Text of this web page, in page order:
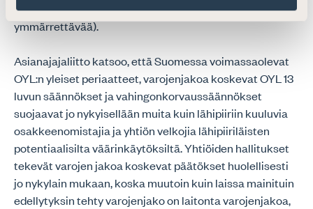
määritelmä olisi laajempi, mikä sinänsä on
ymmärrettävää).
Asianajajaliitto katsoo, että Suomessa voimassaolevat
OYL:n yleiset periaatteet, varojenjakoa koskevat OYL 13
luvun säännökset ja vahingonkorvaussäännökset
suojaavat jo nykyisellään muita kuin lähipiiriin kuuluvia
osakkeenomistajia ja yhtiön velkojia lähipiiriläisten
potentiaalisilta väärinkäytöksiltä. Yhtiöiden hallitukset
tekevät varojen jakoa koskevat päätökset huolellisesti
jo nykylain mukaan, koska muutoin kuin laissa mainituin
edellytyksin tehty varojenjako on laitonta varojenjakoa,